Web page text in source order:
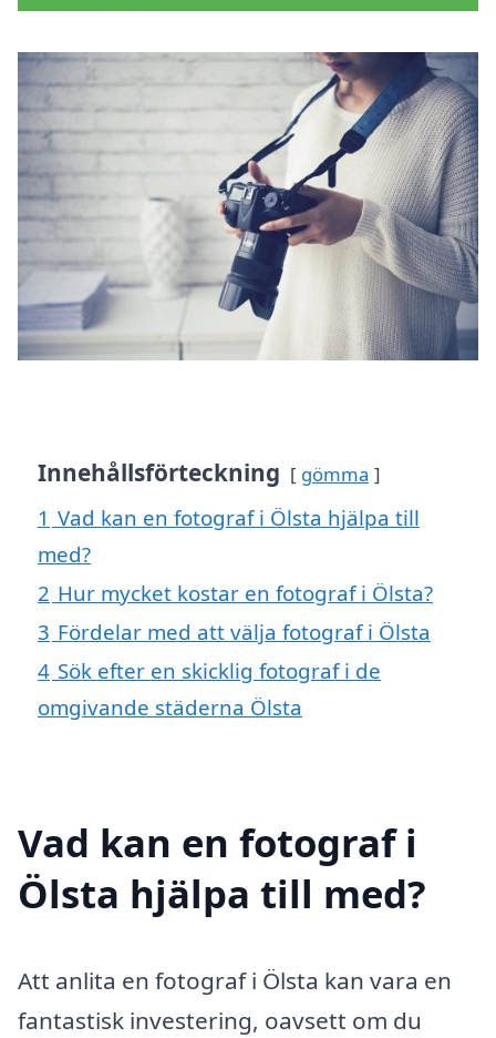
Innehållsförteckning gömma
1 Vad kan en fotograf i Ölsta hjälpa till
med?
2 Hur mycket kostar en fotograf i Ölsta?
3 Fördelar med att välja fotograf i Ölsta
4 Sök efter en skicklig fotograf i de
omgivande städerna Ölsta
Vad kan en fotograf i
Ölsta hjälpa till med?
Att anlita en fotograf i Ölsta kan vara en
fantastisk investering, oavsett om du